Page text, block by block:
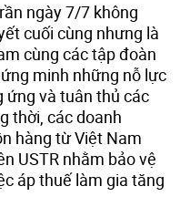
ngày 7/7 không
cuối cùng nhưng là
cùng các tập đoàn
minh những nỗ lực
ứng và tuân thủ các
thời, các doanh
hàng từ Việt Nam
USTR nhằm bảo vệ
áp thuế làm gia tăng